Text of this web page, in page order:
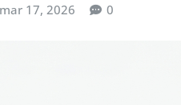
mar 17, 2026 0